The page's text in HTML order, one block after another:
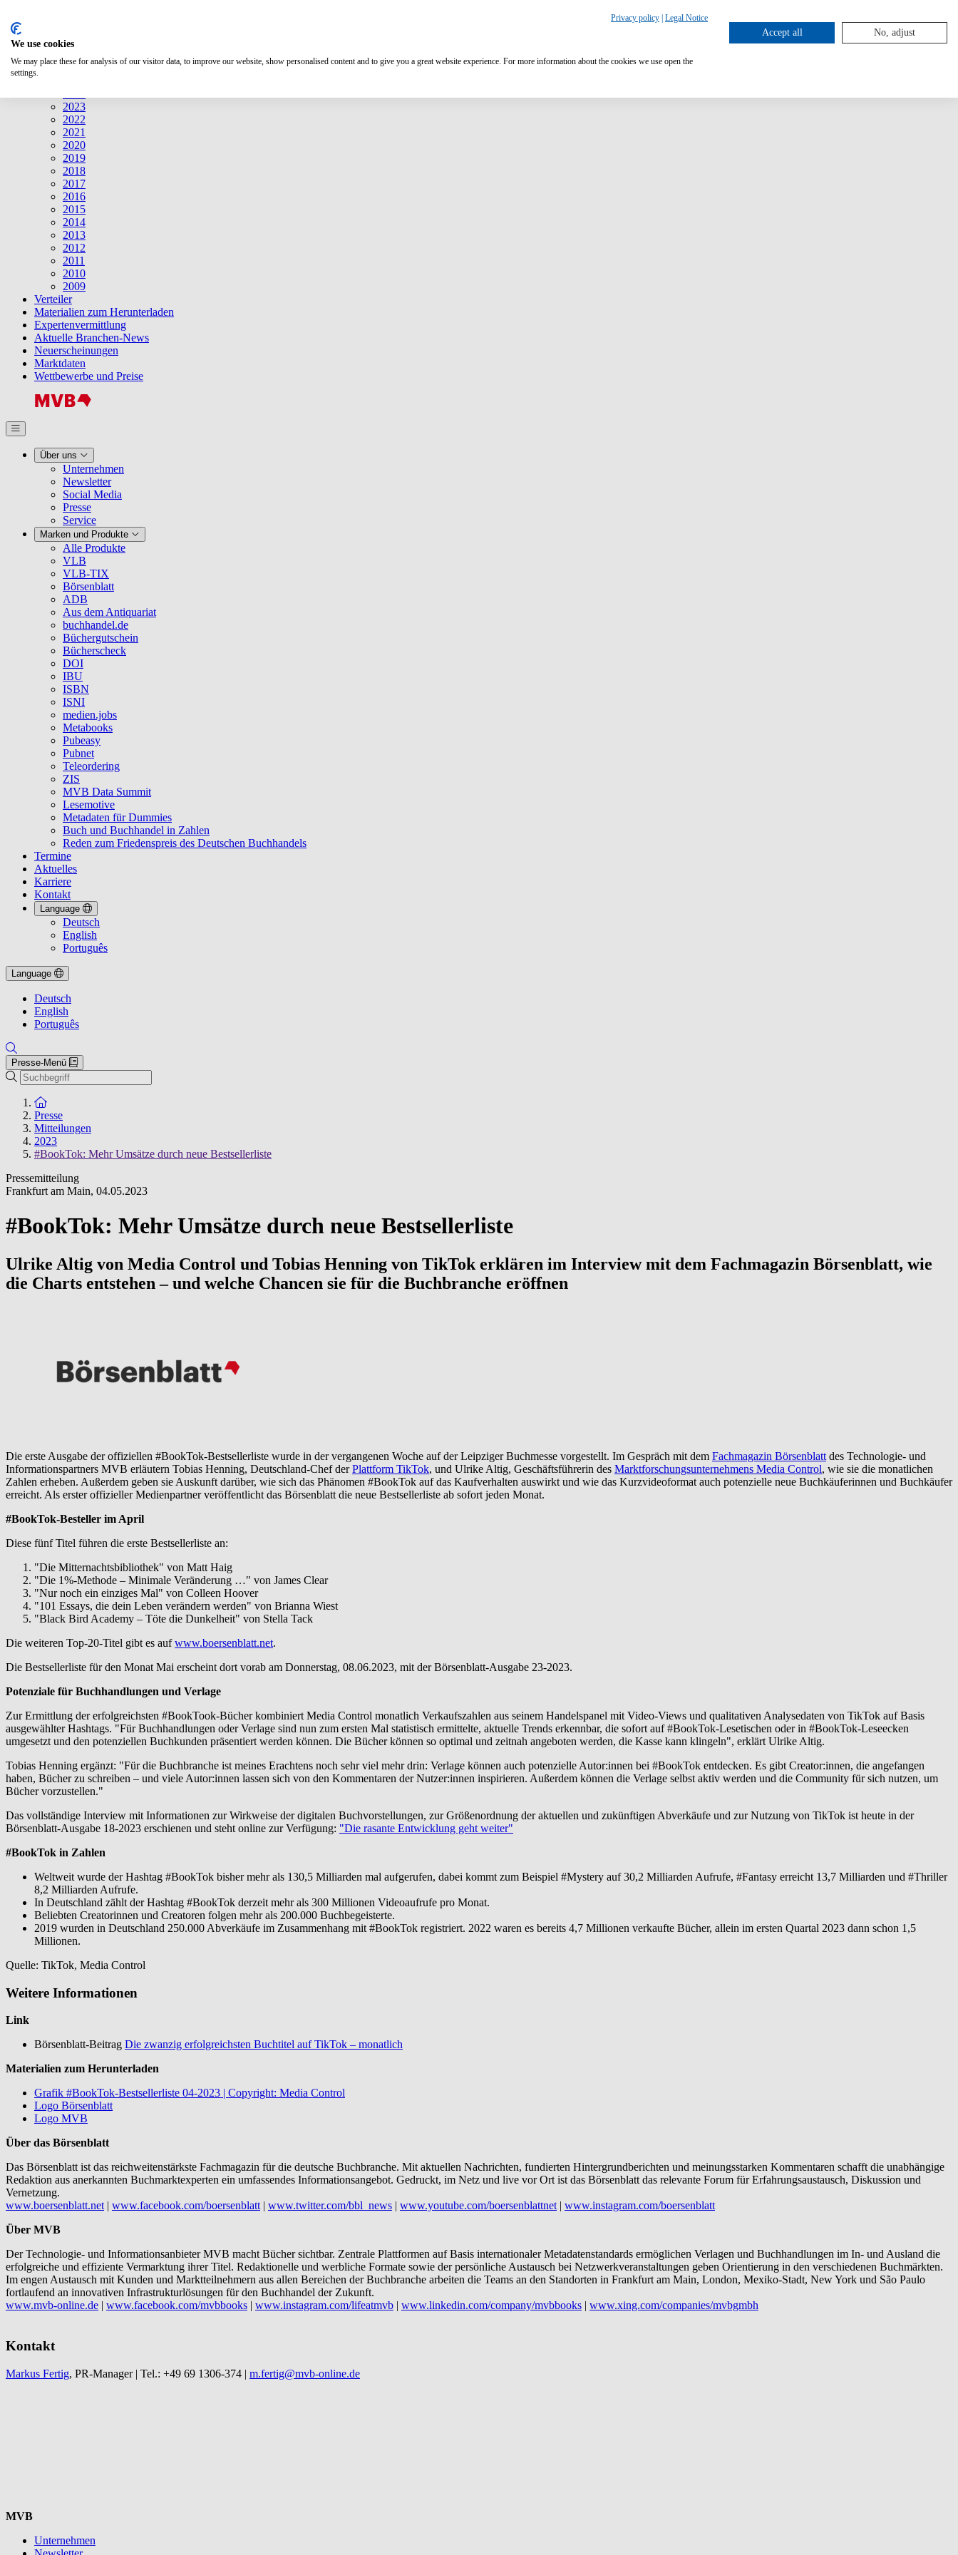
2026
2023
2022
2021
2020
2019
2018
2017
2016
2015
2014
2013
2012
2011
2010
2009
Verteiler
Materialien zum Herunterladen
Expertenvermittlung
Aktuelle Branchen-News
Neuerscheinungen
Marktdaten
Wettbewerbe und Preise
Über uns
Unternehmen
Newsletter
Social Media
Presse
Service
Marken und Produkte
Alle Produkte
VLB
VLB-TIX
Börsenblatt
ADB
Aus dem Antiquariat
buchhandel.de
Büchergutschein
Bücherscheck
DOI
IBU
ISBN
ISNI
medien.jobs
Metabooks
Pubeasy
Pubnet
Teleordering
ZIS
MVB Data Summit
Lesemotive
Metadaten für Dummies
Buch und Buchhandel in Zahlen
Reden zum Friedenspreis des Deutschen Buchhandels
Termine
Aktuelles
Karriere
Kontakt
Language
Deutsch
English
Português
Language
Deutsch
English
Português
Presse-Menü
Suche
Zur Startseite
Presse
Mitteilungen
2023
#BookTok: Mehr Umsätze durch neue Bestsellerliste
Pressemitteilung
Frankfurt am Main, 04.05.2023
#BookTok: Mehr Umsätze durch neue Bestsellerliste
Ulrike Altig von Media Control und Tobias Henning von TikTok erklären im Interview mit dem Fachmagazin Börsenblatt, wie
die Charts entstehen – und welche Chancen sie für die Buchbranche eröffnen
Die erste Ausgabe der offiziellen #BookTok-Bestsellerliste wurde in der vergangenen Woche auf der Leipziger Buchmesse vorgestellt. Im Gespräch mit dem Fachmagazin Börsenblatt des Technologie- und
Informationspartners MVB erläutern Tobias Henning, Deutschland-Chef derPlattform TikTok, und Ulrike Altig, Geschäftsführerin des Marktforschungsunternehmens Media Control, wie sie die monatlichen
Zahlen erheben. Außerdem geben sie Auskunft darüber, wie sich das Phänomen #BookTok auf das Kaufverhalten auswirkt und wie das Kurzvideoformat auch potenzielle neue Buchkäuferinnen und Buchkäufer
erreicht. Als erster offizieller Medienpartner veröffentlicht das Börsenblatt die neue Bestsellerliste ab sofort jeden Monat.
#BookTok-Besteller im April
Diese fünf Titel führen die erste Bestsellerliste an:
"Die Mitternachtsbibliothek" von Matt Haig
"Die 1%-Methode – Minimale Veränderung …" von James Clear
"Nur noch ein einziges Mal" von Colleen Hoover
"101 Essays, die dein Leben verändern werden" von Brianna Wiest
"Black Bird Academy – Töte die Dunkelheit" von Stella Tack
Die weiteren Top-20-Titel gibt es aufwww.boersenblatt.net.
Die Bestsellerliste für den Monat Mai erscheint dort vorab am Donnerstag, 08.06.2023, mit der Börsenblatt-Ausgabe 23-2023.
Potenziale für Buchhandlungen und Verlage
Zur Ermittlung der erfolgreichsten #BookTook-Bücher kombiniert Media Control monatlich Verkaufszahlen aus seinem Handelspanel mit Video-Views und qualitativen Analysedaten von TikTok auf Basis
ausgewählter Hashtags. "Für Buchhandlungen oder Verlage sind nun zum ersten Mal statistisch ermittelte, aktuelle Trends erkennbar, die sofort auf #BookTok-Lesetischen oder in #BookTok-Leseecken
umgesetzt und den potenziellen Buchkunden präsentiert werden können. Die Bücher können so optimal und zeitnah angeboten werden, die Kasse kann klingeln", erklärt Ulrike Altig.
Tobias Henning ergänzt: "Für die Buchbranche ist meines Erachtens noch sehr viel mehr drin: Verlage können auch potenzielle Autor:innen bei #BookTok entdecken. Es gibt Creator:innen, die angefangen
haben, Bücher zu schreiben – und viele Autor:innen lassen sich von den Kommentaren der Nutzer:innen inspirieren. Außerdem können die Verlage selbst aktiv werden und die Community für sich nutzen, um
Bücher vorzustellen."
Das vollständige Interview mit Informationen zur Wirkweise der digitalen Buchvorstellungen, zur Größenordnung der aktuellen und zukünftigen Abverkäufe und zur Nutzung von TikTok ist heute in der
Börsenblatt-Ausgabe 18-2023 erschienen und steht online zur Verfügung: "Die rasante Entwicklung geht weiter"
#BookTok in Zahlen
Weltweit wurde der Hashtag #BookTok bisher mehr als 130,5 Milliarden mal aufgerufen, dabei kommt zum Beispiel #Mystery auf 30,2 Milliarden Aufrufe, #Fantasy erreicht 13,7 Milliarden und #Thriller
8,2 Milliarden Aufrufe.
In Deutschland zählt der Hashtag #BookTok derzeit mehr als 300 Millionen Videoaufrufe pro Monat.
Beliebten Creatorinnen und Creatoren folgen mehr als 200.000 Buchbegeisterte.
2019 wurden in Deutschland 250.000 Abverkäufe im Zusammenhang mit #BookTok registriert. 2022 waren es bereits 4,7 Millionen verkaufte Bücher, allein im ersten Quartal 2023 dann schon 1,5
Millionen.
Quelle: TikTok, Media Control
Weitere Informationen
Link
Börsenblatt-Beitrag Die zwanzig erfolgreichsten Buchtitel auf TikTok – monatlich
Materialien zum Herunterladen
Grafik #BookTok-Bestsellerliste 04-2023 | Copyright: Media Control
Logo Börsenblatt
Logo MVB
Über das Börsenblatt
Das Börsenblatt ist das reichweitenstärkste Fachmagazin für die deutsche Buchbranche. Mit aktuellen Nachrichten, fundierten Hintergrundberichten und meinungsstarken Kommentaren schafft die unabhängige
Redaktion aus anerkannten Buchmarktexperten ein umfassendes Informationsangebot. Gedruckt, im Netz und live vor Ort ist das Börsenblatt das relevante Forum für Erfahrungsaustausch, Diskussion und
Vernetzung.
www.boersenblatt.net | www.facebook.com/boersenblatt | www.twitter.com/bbl_news | www.youtube.com/boersenblattnet | www.instagram.com/boersenblatt
Über MVB
Der Technologie- und Informationsanbieter MVB macht Bücher sichtbar. Zentrale Plattformen auf Basis internationaler Metadatenstandards ermöglichen Verlagen und Buchhandlungen im In- und Ausland die
erfolgreiche und effiziente Vermarktung ihrer Titel. Redaktionelle und werbliche Formate sowie der persönliche Austausch bei Netzwerkveranstaltungen geben Orientierung in den verschiedenen Buchmärkten.
Im engen Austausch mit Kunden und Marktteilnehmern aus allen Bereichen der Buchbranche arbeiten die Teams an den Standorten in Frankfurt am Main, London, Mexiko-Stadt, New York und São Paulo
fortlaufend an innovativen Infrastrukturlösungen für den Buchhandel der Zukunft.
www.mvb-online.de | www.facebook.com/mvbbooks | www.instagram.com/lifeatmvb | www.linkedin.com/company/mvbbooks | www.xing.com/companies/mvbgmbh
Kontakt
Markus Fertig, PR-Manager | Tel.: +49 69 1306-374 | m.fertig@mvb-online.de
MVB
Unternehmen
Privacy policy Legal Notice
We use cookies
We may place these for analysis of our visitor data, to improve our website, show personalised content and to give you a great website experience. For more information about the cookies we use open the
settings.
Accept all No, adjust